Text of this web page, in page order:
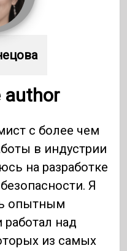
author
с более чем
в индустрии
на разработке
Я
опытным
работал над
из самых